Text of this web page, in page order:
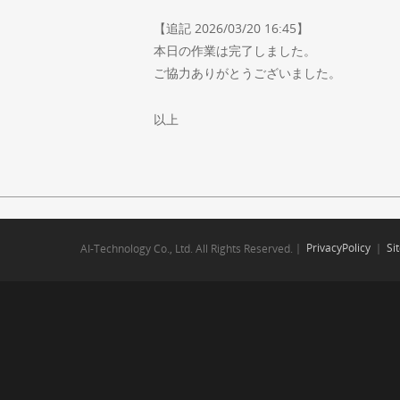
【追記 2026/03/20 16:45】
本日の作業は完了しました。
ご協力ありがとうございました。
以上
｜ PrivacyPolicy ｜
AI-Technology Co., Ltd. All Rights Reserved.